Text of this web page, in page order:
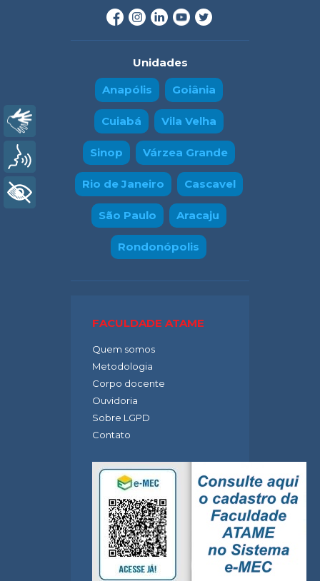
Unidades
Anapólis
Goiânia
Cuiabá Vila Velha
Sinop Várzea Grande
Rio de Janeiro Cascavel
São Paulo Aracaju
Rondonópolis
FACULDADE ATAME
Quem somos
Metodologia
Corpo docente
Ouvidoria
Sobre LGPD
Contato
+ Acessibilidade